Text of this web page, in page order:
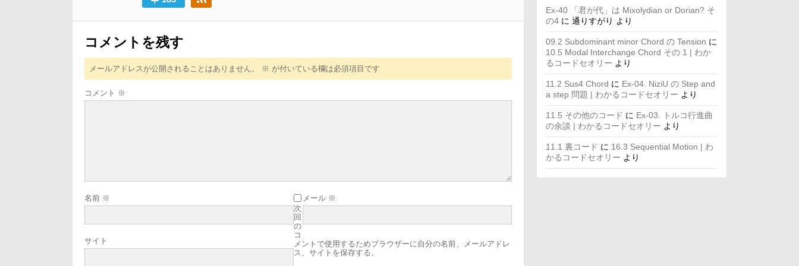
ョ
ン
コメントを残す
メールアドレスが公開されることはありません。 ※ が付いている欄は必須項目です
コメント ※
名前 ※ メール ※
サイト
次
回
の
コ
メントで使用するためブラウザーに自分の名前、メールアドレ
ス、サイトを保存する。
Ex-40 「君が代」は Mixolydian or Dorian? そ
の4 に 通りすがり より
09.2 Subdominant minor Chord の Tension に
10.5 Modal Interchange Chord その 1 | わか
るコードセオリー より
11.2 Sus4 Chord に Ex-04. NiziU の Step and
a step 問題 | わかるコードセオリー より
11.5 その他のコード に Ex-03. トルコ行進曲
の余談 | わかるコードセオリー より
11.1 裏コード に 16.3 Sequential Motion | わ
かるコードセオリー より